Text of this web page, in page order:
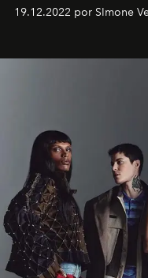
19.12.2022 por SImone